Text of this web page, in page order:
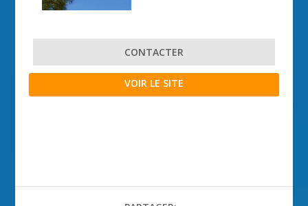
CONTACTER
VOIR LE SITE